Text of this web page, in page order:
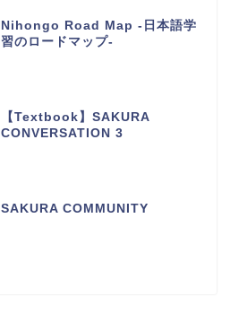
Nihongo Road Map -日本語学
習のロードマップ-
【Textbook】SAKURA
CONVERSATION 3
SAKURA COMMUNITY